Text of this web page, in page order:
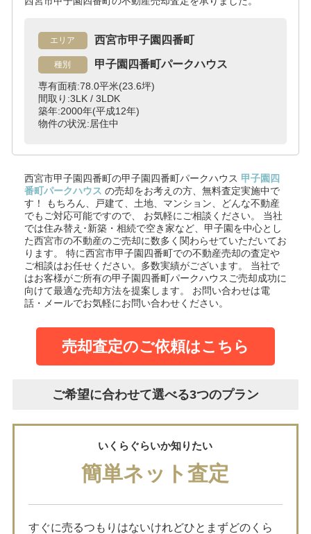
エリア 西宮市甲子園四番町
種別 甲子園四番町パークハウス
専有面積:78.0平米(23.6坪)
間取り:3LK / 3LDK
築年:2000年(平成12年)
物件の状況:居住中
西宮市甲子園四番町の甲子園四番町パークハウス 甲子園四
番町パークハウス の売却をお考えの方、無料査定実施中で
す！
もちろん、戸建て、土地、マンション、どんな不動産
でもご対応可能ですので、 お気軽にご相談ください。
当社
では住み替え･新築・相続で空き家など、甲子園を中心とし
た西宮市の不動産のご売却に数多く関わらせていただいてお
ります。
特に西宮市甲子園四番町での不動産売却の査定や
ご相談はお任せください。多数実績がございます。
当社で
はお客様がご所有の甲子園四番町パークハウスご売却成功に
向けて最適な売却方法を提案します。
お問い合わせは電
話・メールでお気軽にお問い合わせください。
売却査定のご依頼はこちら
ご希望に合わせて選べる3つのプラン
いくらぐらいか知りたい
簡単ネット査定
すぐに売るつもりはないけれどひとまずどのくら